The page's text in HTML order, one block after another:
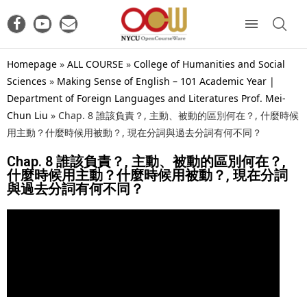
Homepage » ALL COURSE » College of Humanities and Social
Sciences » Making Sense of English – 101 Academic Year |
Department of Foreign Languages and Literatures Prof. Mei-
Chun Liu » Chap. 8 誰該負責？, 主動、被動的區別何在？, 什麼時候
用主動？什麼時候用被動？, 現在分詞與過去分詞有何不同？
Chap. 8 誰該負責？, 主動、被動的區別何在？,
什麼時候用主動？什麼時候用被動？, 現在分詞
與過去分詞有何不同？